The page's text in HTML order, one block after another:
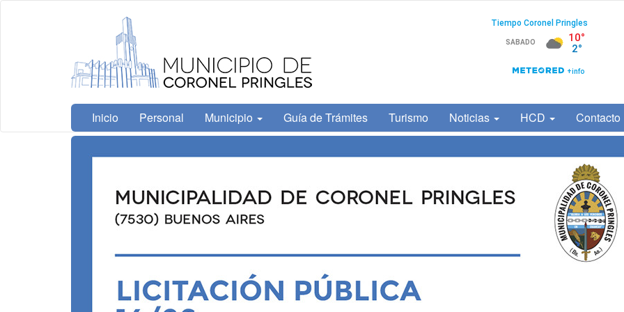
Municipalidad
de Coronel
Inicio Personal Municipio Guía de Trámites Turismo Noticias HCD Contacto
Contenido
principal